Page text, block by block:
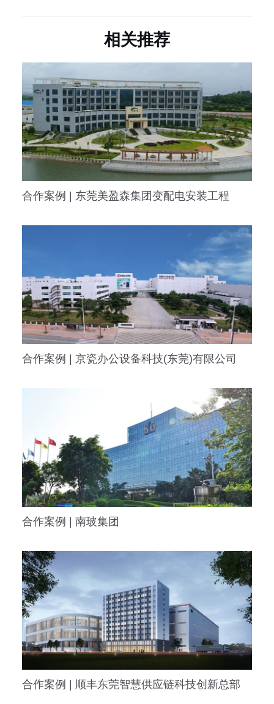
相关推荐
合作案例 | 东莞美盈森集团变配电安装工程
合作案例 | 京瓷办公设备科技(东莞)有限公司
合作案例 | 南玻集团
合作案例 | 顺丰东莞智慧供应链科技创新总部